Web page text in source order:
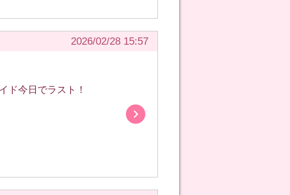
2026/02/28 15:57